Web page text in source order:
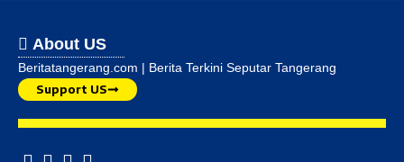
About US
Beritatangerang.com | Berita Terkini Seputar Tangerang
Support US